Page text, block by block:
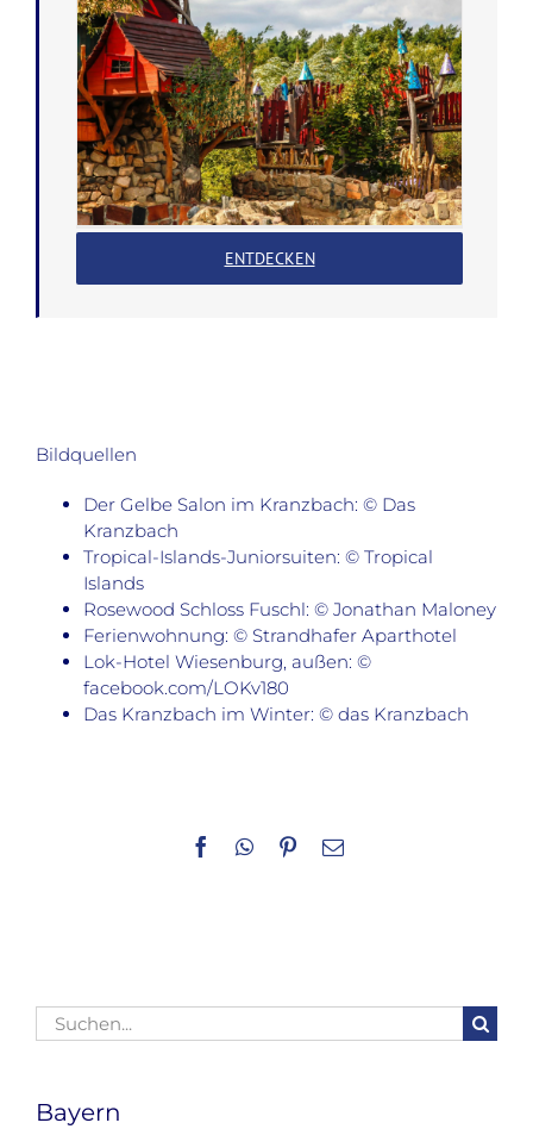
ENTDECKEN
Bildquellen
Der Gelbe Salon im Kranzbach: © Das
Kranzbach
Tropical-Islands-Juniorsuiten: © Tropical
Islands
Rosewood Schloss Fuschl: © Jonathan Maloney
Ferienwohnung: © Strandhafer Aparthotel
Lok-Hotel Wiesenburg, außen: ©
facebook.com/LOKv180
Das Kranzbach im Winter: © das Kranzbach
Facebook
WhatsApp
Pinterest
E-
Suche
nach:
Bayern